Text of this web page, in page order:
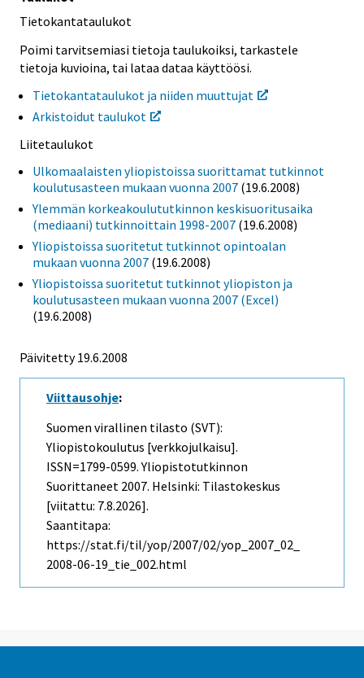
Tietokantataulukot
Poimi tarvitsemiasi tietoja taulukoiksi, tarkastele
tietoja kuvioina, tai lataa dataa käyttöösi.
Tietokantataulukot ja niiden muuttujat
Arkistoidut taulukot
Liitetaulukot
Ulkomaalaisten yliopistoissa suorittamat tutkinnot
koulutusasteen mukaan vuonna 2007 (19.6.2008)
Ylemmän korkeakoulututkinnon keskisuoritusaika
(mediaani) tutkinnoittain 1998-2007 (19.6.2008)
Yliopistoissa suoritetut tutkinnot opintoalan
mukaan vuonna 2007 (19.6.2008)
Yliopistoissa suoritetut tutkinnot yliopiston ja
koulutusasteen mukaan vuonna 2007 (Excel)
(19.6.2008)
Päivitetty19.6.2008
Viittausohje:
Suomen virallinen tilasto (SVT):
Yliopistokoulutus [verkkojulkaisu].
ISSN=1799-0599.Yliopistotutkinnon
Suorittaneet 2007. Helsinki: Tilastokeskus
[viitattu: 7.8.2026].
Saantitapa:
https://stat.fi/til/yop/2007/02/yop_2007_02_
2008-06-19_tie_002.html